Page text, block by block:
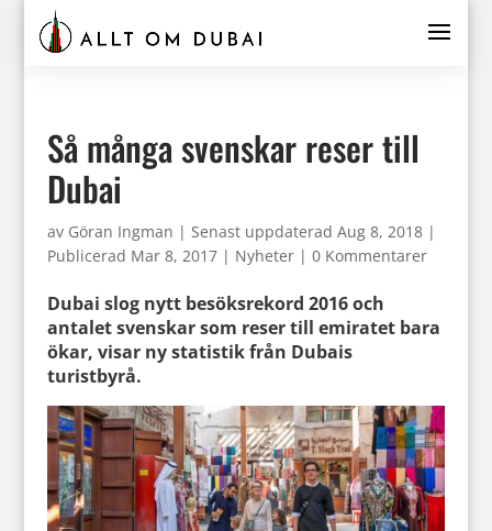
Så många svenskar reser till
Dubai
av Göran Ingman | Senast uppdaterad Aug 8, 2018 |
Publicerad Mar 8, 2017| Nyheter| 0 Kommentarer
Dubai slog nytt besöksrekord 2016 och
antalet svenskar som reser till emiratet bara
ökar, visar ny statistik från Dubais
turistbyrå.